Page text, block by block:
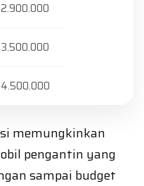
2.900.000
3.500.000
4.500.000
memungkinkan
pengantin yang
sampai budget